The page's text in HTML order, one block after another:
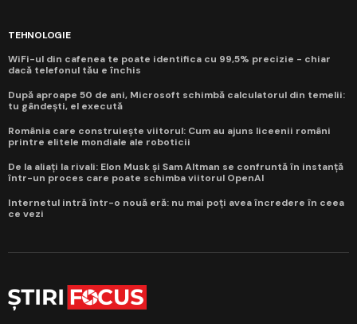
TEHNOLOGIE
WiFi-ul din cafenea te poate identifica cu 99,5% precizie - chiar
dacă telefonul tău e închis
După aproape 50 de ani, Microsoft schimbă calculatorul din temelii:
tu gândești, el execută
România care construiește viitorul: Cum au ajuns liceenii români
printre elitele mondiale ale roboticii
De la aliați la rivali: Elon Musk și Sam Altman se confruntă în instanță
într-un proces care poate schimba viitorul OpenAI
Internetul intră într-o nouă eră: nu mai poți avea încredere în ceea
ce vezi